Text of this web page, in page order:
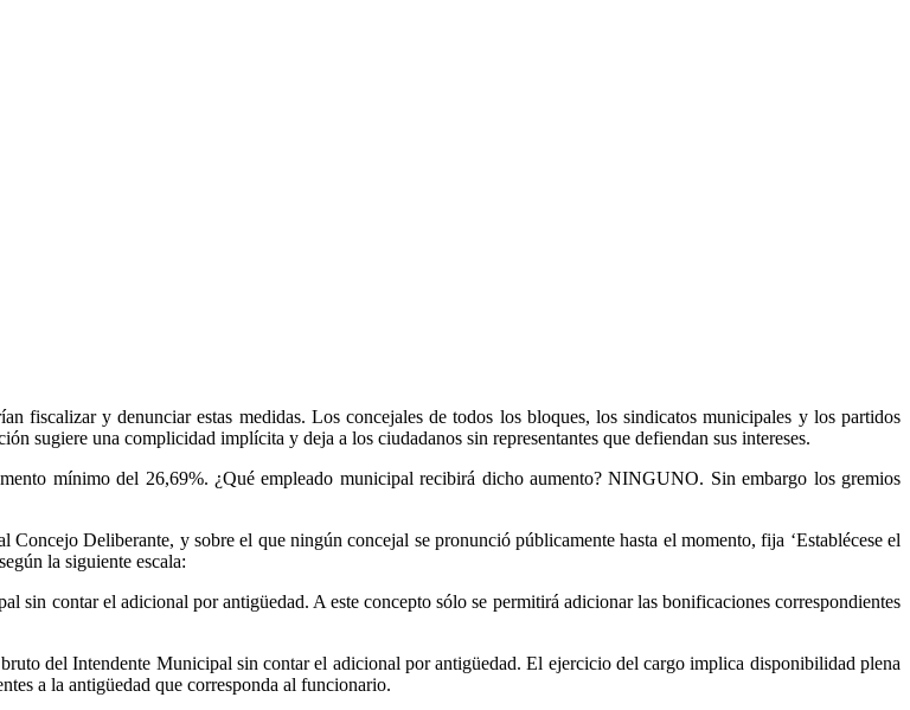
fiscalizar y denunciar estas medidas. Los concejales de todos los bloques, los sindicatos municipales y los partidos
sugiere una complicidad implícita y deja a los ciudadanos sin representantes que defiendan sus intereses.
mínimo del 26,69%. ¿Qué empleado municipal recibirá dicho aumento? NINGUNO. Sin embargo los gremios
Deliberante, y sobre el que ningún concejal se pronunció públicamente hasta el momento, fija ‘Establécese el
la siguiente escala:
contar el adicional por antigüedad. A este concepto sólo se permitirá adicionar las bonificaciones correspondientes
del Intendente Municipal sin contar el adicional por antigüedad. El ejercicio del cargo implica disponibilidad plena
a la antigüedad que corresponda al funcionario.